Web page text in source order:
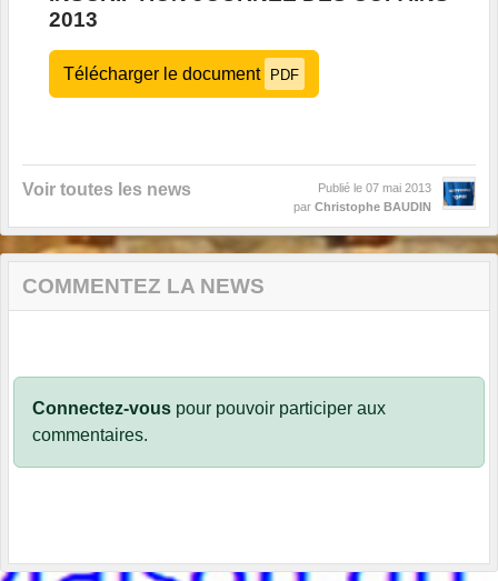
2013
Télécharger le document PDF
Voir toutes les news Publié le 07 mai 2013
par Christophe BAUDIN
COMMENTEZ LA NEWS
Connectez-vous pour pouvoir participer aux
commentaires.